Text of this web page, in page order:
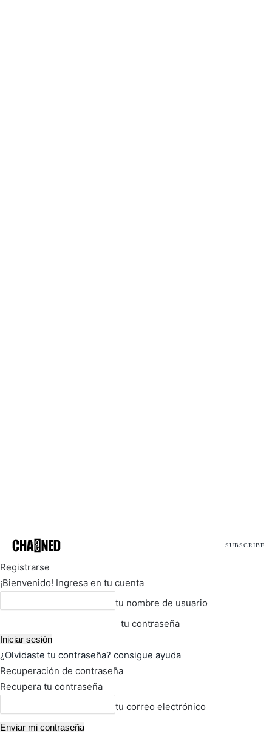
SUBSCRIBE
Registrarse
¡Bienvenido! Ingresa en tu cuenta
tu nombre de usuario
tu contraseña
¿Olvidaste tu contraseña? consigue ayuda
Recuperación de contraseña
Recupera tu contraseña
tu correo electrónico